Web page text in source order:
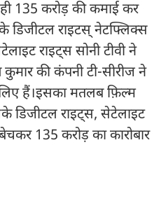
135 करोड़ की कमाई कर
डिजीटल राइटस् नेटफ्लिक्स
राइट्स सोनी टीवी ने
की कंपनी टी-सीरीज ने
हैं।इसका मतलब फ़िल्म
राइट्स, सेटेलाइट
135 करोड़ का कारोबार